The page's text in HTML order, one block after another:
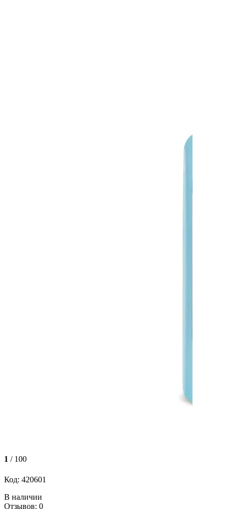
1 / 100
Код: 420601
В наличии
Отзывов: 0